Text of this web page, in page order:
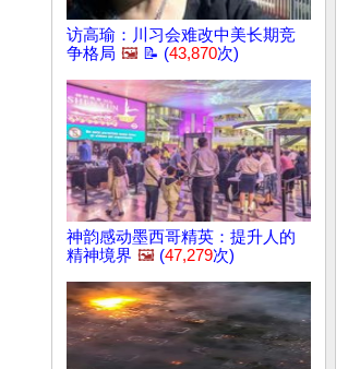
访高瑜：川习会难改中美长期竞
争格局 🖼️ 📝 (43,870次)
神韵感动墨西哥精英：提升人的
精神境界 🖼️ (47,279次)